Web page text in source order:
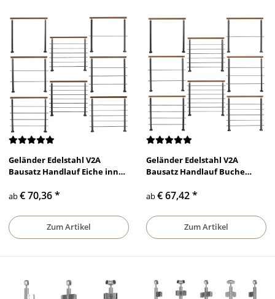
Geländer Edelstahl V2A
Bausatz Handlauf Eiche innen
waagerecht V2A
ab€ 70,36*
Zum Artikel
Geländer Edelstahl V2A
Bausatz Handlauf Buche
waagerecht V2A
ab€ 67,42*
Zum Artikel